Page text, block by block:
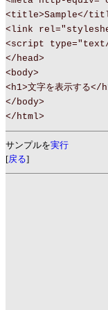
<title>Sample</
<link
<script
</head>
<body>
<h1>文字を表示する</
</body>
</html>
サンプルを実行
[戻る]